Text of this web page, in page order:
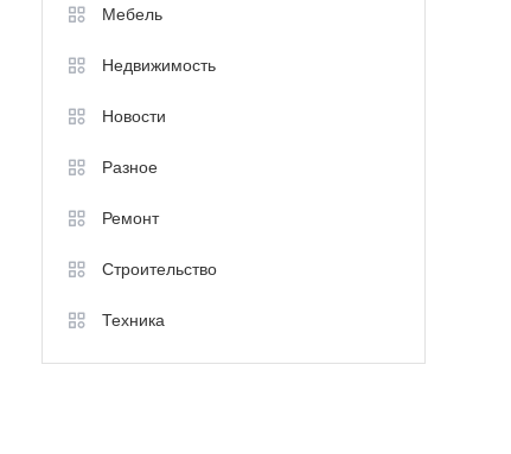
Мебель
Недвижимость
Новости
Разное
Ремонт
Строительство
Техника